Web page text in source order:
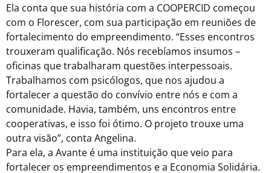
Ela conta que sua história com a COOPERCID começou
com o Florescer, com sua participação em reuniões de
fortalecimento do empreendimento. “Esses encontros
trouxeram qualificação. Nós recebíamos insumos –
oficinas que trabalharam questões interpessoais.
Trabalhamos com psicólogos, que nos ajudou a
fortalecer a questão do convívio entre nós e com a
comunidade. Havia, também, uns encontros entre
cooperativas, e isso foi ótimo. O projeto trouxe uma
outra visão”, conta Angelina.
Para ela, a Avante é uma instituição que veio para
fortalecer os empreendimentos e a Economia Solidária.